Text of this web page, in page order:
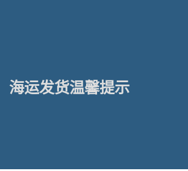
海运发货温馨提示